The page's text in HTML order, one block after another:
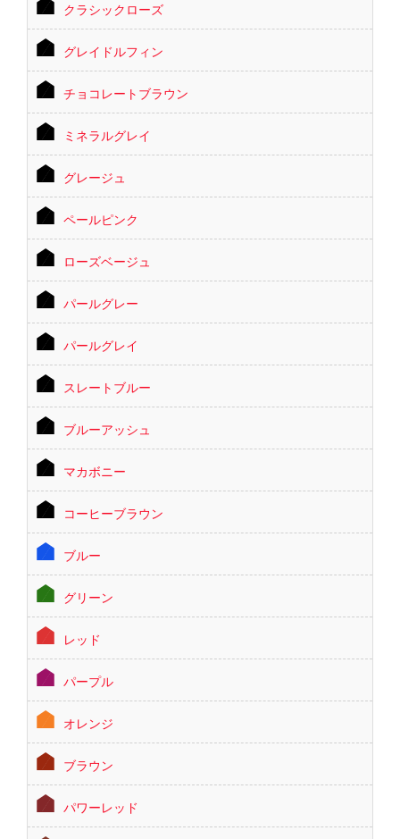
クラシックローズ
グレイドルフィン
チョコレートブラウン
ミネラルグレイ
グレージュ
ペールピンク
ローズベージュ
パールグレー
パールグレイ
スレートブルー
ブルーアッシュ
マカボニー
コーヒーブラウン
ブルー
グリーン
レッド
パープル
オレンジ
ブラウン
パワーレッド